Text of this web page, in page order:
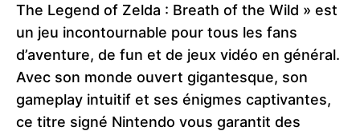
The Legend of Zelda : Breath of the Wild » est
un jeu incontournable pour tous les fans
d’aventure, de fun et de jeux vidéo en général.
Avec son monde ouvert gigantesque, son
gameplay intuitif et ses énigmes captivantes,
ce titre signé Nintendo vous garantit des